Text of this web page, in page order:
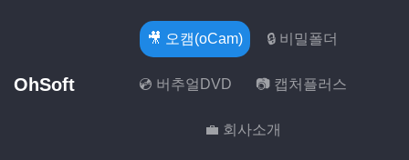
OhSoft
🎥 오캠(oCam) 🔒 비밀폴더
💿 버추얼DVD 📷 캡처플러스
💼 회사소개